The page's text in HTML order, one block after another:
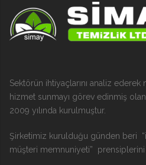
Sektörün ihtiyaçlarını analiz
hizmet sunmayı görev edinmiş olan
2009 yılında kurulmuştur.
Şirketimiz kurulduğu günden beri
müşteri memnuniyeti”